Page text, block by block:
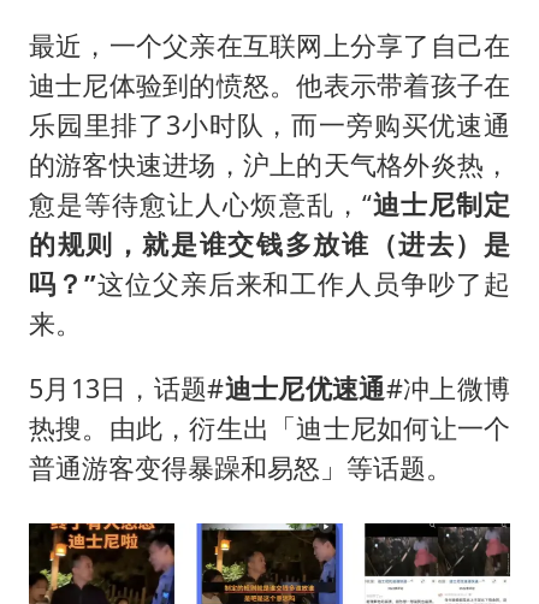
泰国初中生饮弹自尽前开了26枪
“准2万亿”之城点名支持三所大学
女儿为争财产堵门阻挠父亲出殡
习近平心系体育强国建设
最近，一个父亲在互联网上分享了自己在
迪士尼体验到的愤怒。他表示带着孩子在
乐园里排了3小时队，而一旁购买优速通
的游客快速进场，沪上的天气格外炎热，
愈是等待愈让人心烦意乱，“迪士尼制定
的规则，就是谁交钱多放谁（进去）是
吗？”这位父亲后来和工作人员争吵了起
来。
5月13日，话题#迪士尼优速通#冲上微博
热搜。由此，衍生出「迪士尼如何让一个
普通游客变得暴躁和易怒」等话题。